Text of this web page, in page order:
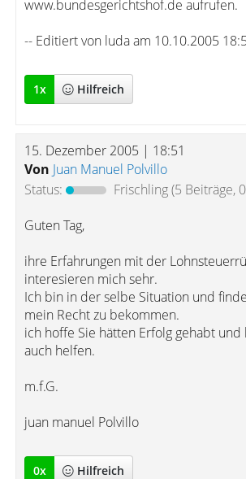
www.bundesgerichtshof.de aufrufen.
-- Editiert von luda am 10.10.2005
1x Hilfreich
15. Dezember 2005 | 18:51
Von Juan Manuel Polvillo
Status:
Frischling(5 Beiträge,
Guten Tag,
ihre Erfahrungen mit der
interesieren mich sehr.
Ich bin in der selbe Situation und
mein Recht zu bekommen.
ich hoffe Sie hätten Erfolg gehabt
auch helfen.
m.f.G.
juan manuel Polvillo
0x Hilfreich